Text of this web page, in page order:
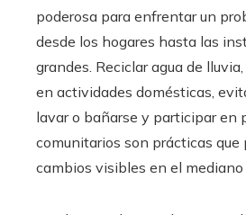
poderosa para enfrentar un
desde los hogares hasta las
grandes. Reciclar agua de
en actividades domésticas,
lavar o bañarse y participar en
comunitarios son prácticas que
cambios visibles en el mediano